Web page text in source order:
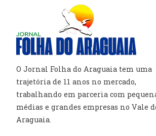
O Jornal Folha do Araguaia tem uma
trajetória de 11 anos no mercado,
trabalhando em parceria com
médias e grandes empresas no Vale
Araguaia.